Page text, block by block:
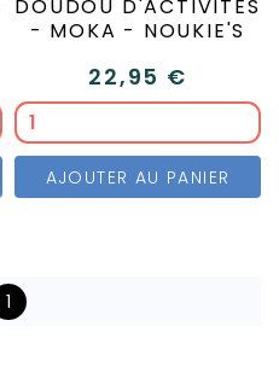
DOUDOU D'ACTIVITÉS
- MOKA - NOUKIE'S
22,95 €
AJOUTER AU PANIER
1